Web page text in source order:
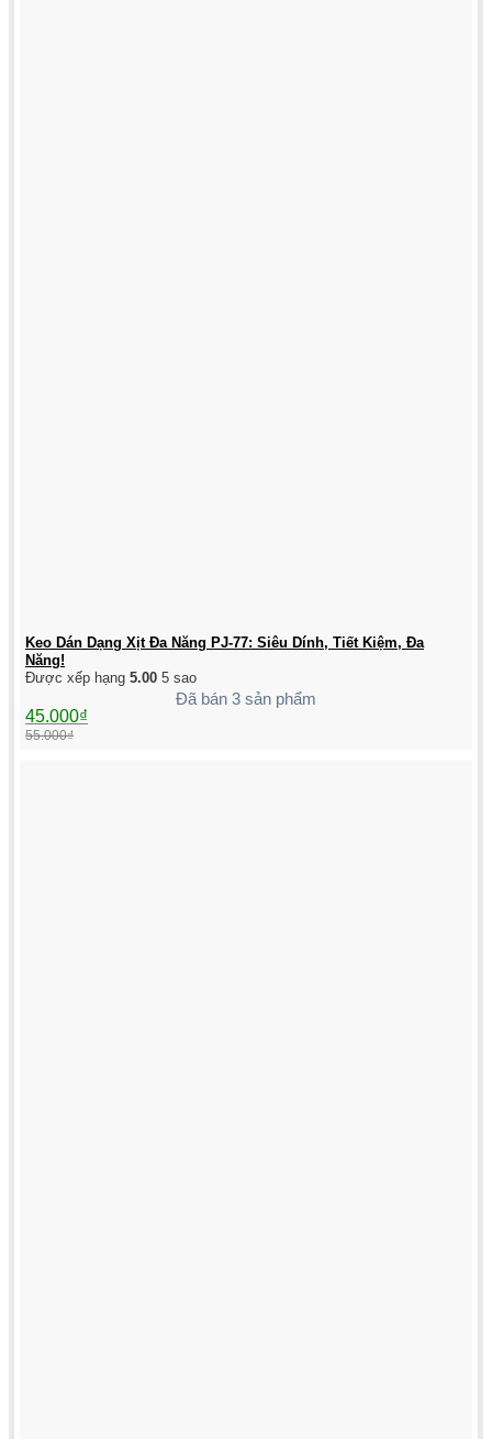
Keo Dán Dạng Xịt Đa Năng PJ-77: Siêu Dính, Tiết Kiệm, Đa
Năng!
Được xếp hạng 5.00 5 sao
Đã bán 3 sản phẩm
55.000₫
Giá
gốc
là:
45.000₫
Giá
hiện
tại